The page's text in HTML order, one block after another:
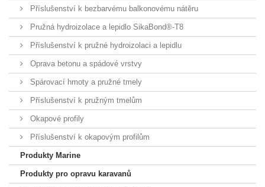
Příslušenství k bezbarvému balkonovému nátěru
Pružná hydroizolace a lepidlo SikaBond®-T8
Příslušenství k pružné hydroizolaci a lepidlu
Oprava betonu a spádové vrstvy
Spárovací hmoty a pružné tmely
Příslušenství k pružným tmelům
Okapové profily
Příslušenství k okapovým profilům
Produkty Marine
Produkty pro opravu karavanů